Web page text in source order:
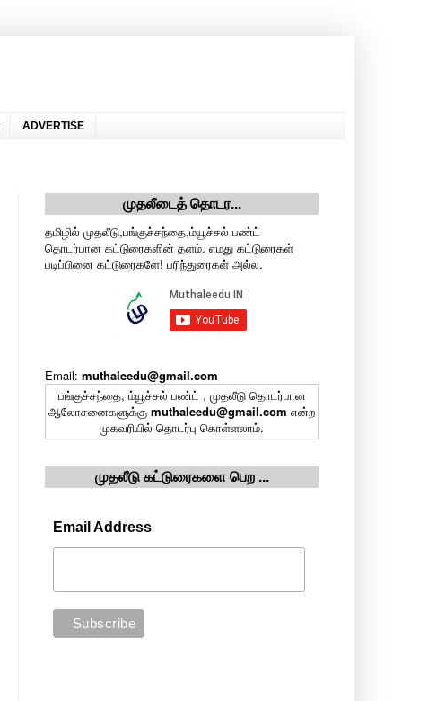
ADVERTISE
முதலீடைத் தொடர...
தமிழில் முதலீடு,பங்குச்சந்தை,ம்யூச்சல் பண்ட்
தொடர்பான கட்டுரைகளின் தளம். எமது கட்டுரைகள்
படிப்பினை கட்டுரைகளே! பரிந்துரைகள் அல்ல.
Email: muthaleedu@gmail.com
பங்குச்சந்தை, ம்யூச்சல் பண்ட் , முதலீடு தொடர்பான
ஆலோசனைகளுக்கு muthaleedu@gmail.com என்ற
முகவரியில் தொடர்பு கொள்ளலாம்.
முதலீடு கட்டுரைகளை பெற ...
Email Address